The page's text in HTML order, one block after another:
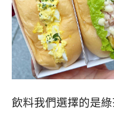
飲料我們選擇的是